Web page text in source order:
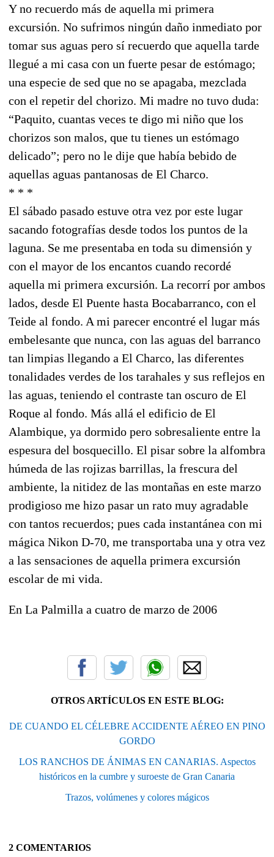
Y no recuerdo más de aquella mi primera
excursión. No sufrimos ningún daño inmediato por
tomar sus aguas pero sí recuerdo que aquella tarde
llegué a mi casa con un fuerte pesar de estómago;
una especie de sed que no se apagaba, mezclada
con el repetir del chorizo. Mi madre no tuvo duda:
“Paquito, cuantas veces te digo mi niño que los
chorizos son malos, que tu tienes un estómago
delicado”; pero no le dije que había bebido de
aquellas aguas pantanosas de El Charco.
* * *
El sábado pasado estuve otra vez por este lugar
sacando fotografías desde todos los puntos de la
laguna. Se me presentaba en toda su dimensión y
con el mayor de los encantos cuando recordé
aquella mi primera excursión. La recorrí por ambos
lados, desde El Puente hasta Bocabarranco, con el
Teide al fondo. A mi parecer encontré el lugar más
embelesante que nunca, con las aguas del barranco
tan limpias llegando a El Charco, las diferentes
tonalidades verdes de los tarahales y sus reflejos en
las aguas, teniendo el contraste tan oscuro de El
Roque al fondo. Más allá el edificio de El
Alambique, ya dormido pero sobresaliente entre la
espesura del bosquecillo. El pisar sobre la alfombra
húmeda de las rojizas barrillas, la frescura del
ambiente, la nitidez de las montañas en este marzo
prodigioso me hizo pasar un rato muy agradable
con tantos recuerdos; pues cada instantánea con mi
mágica Nikon D-70, me transportaba una y otra vez
a las sensaciones de aquella primera excursión
escolar de mi vida.
En La Palmilla a cuatro de marzo de 2006
OTROS ARTÍCULOS EN ESTE BLOG:
DE CUANDO EL CÉLEBRE ACCIDENTE AÉREO EN PINO
GORDO
LOS RANCHOS DE ÁNIMAS EN CANARIAS. Aspectos
históricos en la cumbre y suroeste de Gran Canaria
Trazos, volúmenes y colores mágicos
2 COMENTARIOS